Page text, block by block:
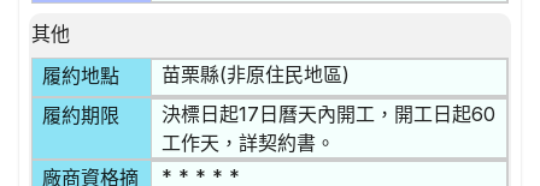
其他
履約地點
苗栗縣(非原住民地區)
履約期限
決標日起17日曆天內開工，開工日起60
工作天，詳契約書。
廠商資格摘
* * * * *